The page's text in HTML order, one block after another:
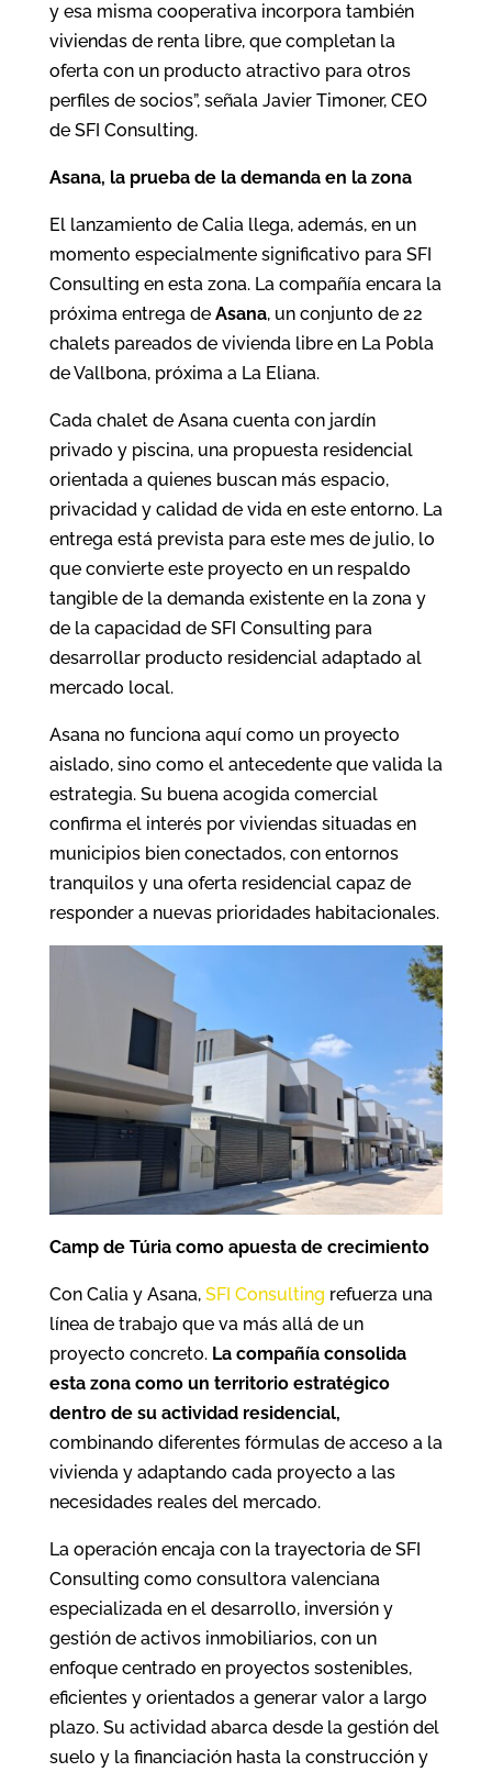
y esa misma cooperativa incorpora también
viviendas de renta libre, que completan la
oferta con un producto atractivo para otros
perfiles de socios”, señala Javier Timoner, CEO
de SFI Consulting.
Asana, la prueba de la demanda en la zona
El lanzamiento de Calia llega, además, en un
momento especialmente significativo para SFI
Consulting en esta zona. La compañía encara la
próxima entrega de Asana, un conjunto de 22
chalets pareados de vivienda libre en La Pobla
de Vallbona, próxima a La Eliana.
Cada chalet de Asana cuenta con jardín
privado y piscina, una propuesta residencial
orientada a quienes buscan más espacio,
privacidad y calidad de vida en este entorno. La
entrega está prevista para este mes de julio, lo
que convierte este proyecto en un respaldo
tangible de la demanda existente en la zona y
de la capacidad de SFI Consulting para
desarrollar producto residencial adaptado al
mercado local.
Asana no funciona aquí como un proyecto
aislado, sino como el antecedente que valida la
estrategia. Su buena acogida comercial
confirma el interés por viviendas situadas en
municipios bien conectados, con entornos
tranquilos y una oferta residencial capaz de
responder a nuevas prioridades habitacionales.
Camp de Túria como apuesta de crecimiento
Con Calia y Asana, SFI Consulting refuerza una
línea de trabajo que va más allá de un
proyecto concreto. La compañía consolida
esta zona como un territorio estratégico
dentro de su actividad residencial,
combinando diferentes fórmulas de acceso a la
vivienda y adaptando cada proyecto a las
necesidades reales del mercado.
La operación encaja con la trayectoria de SFI
Consulting como consultora valenciana
especializada en el desarrollo, inversión y
gestión de activos inmobiliarios, con un
enfoque centrado en proyectos sostenibles,
eficientes y orientados a generar valor a largo
plazo. Su actividad abarca desde la gestión del
suelo y la financiación hasta la construcción y